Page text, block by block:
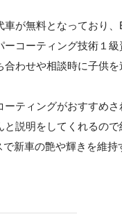
が無料となっており
コーティング技術１
わせや相談時に子供を
ティングがおすすめ
説明をしてくれるの
新車の艶や輝きを維持